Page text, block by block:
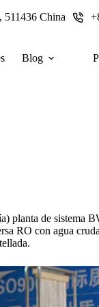
511436 China
Blog
planta de sistema
RO con agua